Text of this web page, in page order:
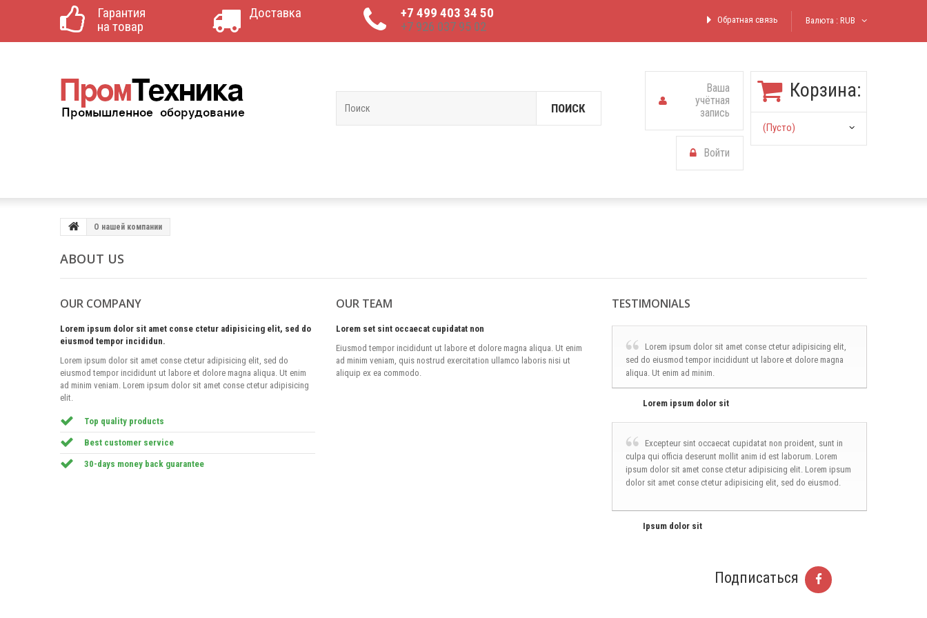
Гарантия
на товар
Доставка
+7 499 403 34 50
+7 926 037 95 02
Валюта : RUB
Обратная связь
Корзина:
(пусто)
Ваша
учётная
запись
Войти
ПОИСК
О нашей компании
ABOUT US
OUR COMPANY
Lorem ipsum dolor sit amet conse ctetur adipisicing elit, sed do
eiusmod tempor incididun.
Lorem ipsum dolor sit amet conse ctetur adipisicing elit, sed do
eiusmod tempor incididunt ut labore et dolore magna aliqua. Ut enim
ad minim veniam. Lorem ipsum dolor sit amet conse ctetur adipisicing
elit.
Top quality products
Best customer service
30-days money back guarantee
OUR TEAM
Lorem set sint occaecat cupidatat non
Eiusmod tempor incididunt ut labore et dolore magna aliqua. Ut enim
ad minim veniam, quis nostrud exercitation ullamco laboris nisi ut
aliquip ex ea commodo.
TESTIMONIALS
Lorem ipsum dolor sit amet conse ctetur adipisicing elit,
sed do eiusmod tempor incididunt ut labore et dolore magna
aliqua. Ut enim ad minim.
Lorem ipsum dolor sit
Excepteur sint occaecat cupidatat non proident, sunt in
culpa qui officia deserunt mollit anim id est laborum. Lorem
ipsum dolor sit amet conse ctetur adipisicing elit. Lorem ipsum
dolor sit amet conse ctetur adipisicing elit, sed do eiusmod.
Ipsum dolor sit
Подписаться